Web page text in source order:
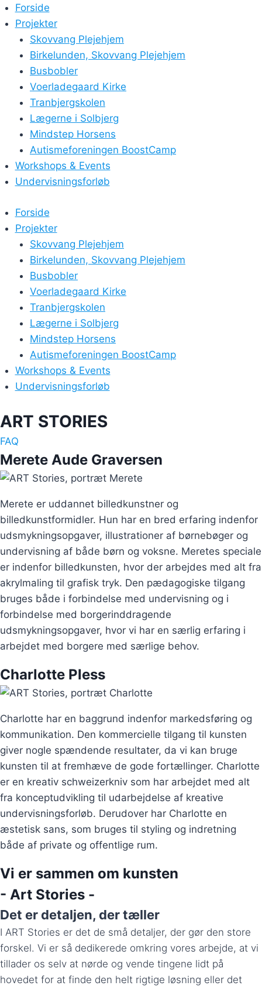
Skip
to
content
Forside
Projekter
Skovvang Plejehjem
Birkelunden, Skovvang Plejehjem
Busbobler
Voerladegaard Kirke
Tranbjergskolen
Lægerne i Solbjerg
Mindstep Horsens
Autismeforeningen BoostCamp
Workshops & Events
Undervisningsforløb
Forside
Projekter
Skovvang Plejehjem
Birkelunden, Skovvang Plejehjem
Busbobler
Voerladegaard Kirke
Tranbjergskolen
Lægerne i Solbjerg
Mindstep Horsens
Autismeforeningen BoostCamp
Workshops & Events
Undervisningsforløb
ART STORIES
FAQ
Merete Aude Graversen
Merete er uddannet billedkunstner og
billedkunstformidler. Hun har en bred erfaring indenfor
udsmykningsopgaver, illustrationer af børnebøger og
undervisning af både børn og voksne. Meretes speciale
er indenfor billedkunsten, hvor der arbejdes med alt fra
akrylmaling til grafisk tryk. Den pædagogiske tilgang
bruges både i forbindelse med undervisning og i
forbindelse med borgerinddragende
udsmykningsopgaver, hvor vi har en særlig erfaring i
arbejdet med borgere med særlige behov.
Charlotte Pless
Charlotte har en baggrund indenfor markedsføring og
kommunikation. Den kommercielle tilgang til kunsten
giver nogle spændende resultater, da vi kan bruge
kunsten til at fremhæve de gode fortællinger. Charlotte
er en kreativ schweizerkniv som har arbejdet med alt
fra konceptudvikling til udarbejdelse af kreative
undervisningsforløb. Derudover har Charlotte en
æstetisk sans, som bruges til styling og indretning
både af private og offentlige rum.
Vi er sammen om kunsten
- Art Stories -
Det er detaljen, der tæller
I ART Stories er det de små detaljer, der gør den store
forskel. Vi er så dedikerede omkring vores arbejde, at vi
tillader os selv at nørde og vende tingene lidt på
hovedet for at finde den helt rigtige løsning eller det